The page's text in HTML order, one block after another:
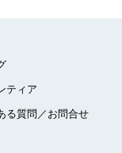
ティア
る質問／お問合せ